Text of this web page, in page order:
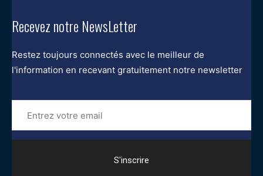
Recevez notre NewsLetter
Restez toujours connectés avec le meilleur de
l'information en recevant gratuitement notre newsletter
Entrez
votre
email